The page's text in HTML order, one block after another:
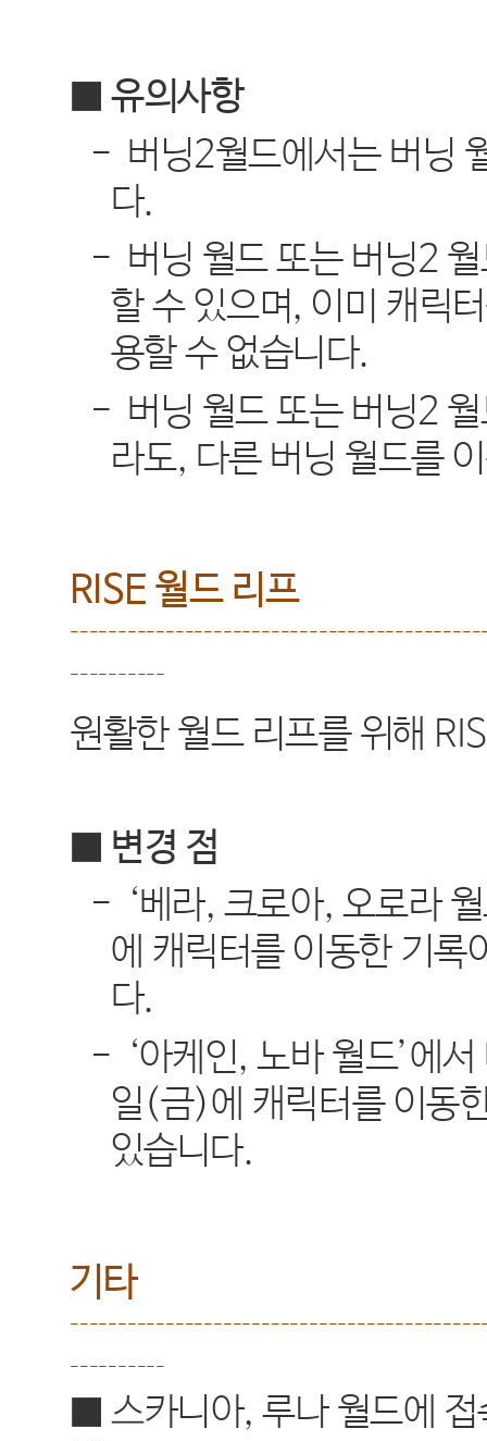
■ 유의사항
- 버닝2월드에서는 버닝
다.
- 버닝 월드 또는 버닝2
할 수 있으며, 이미 캐릭
용할 수 없습니다.
- 버닝 월드 또는 버닝2
라도, 다른 버닝 월드를
RISE 월드 리프
----------
원활한 월드 리프를 위해
■ 변경 점
- ‘베라, 크로아, 오로라
에 캐릭터를 이동한 기록
다.
- ‘아케인,노바 월드’에서
일 (금)에 캐릭터를 이동
있습니다.
기타
----------
■ 스카니아,루나 월드에